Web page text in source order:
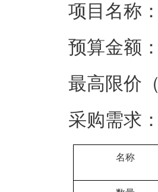
项目名称
预算金额
最高限价
采购需求：
名称